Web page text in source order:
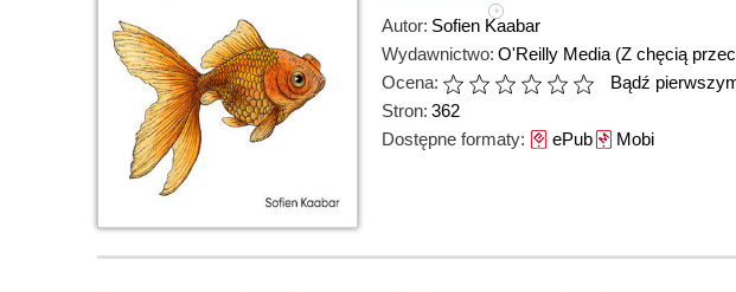
Autor: Sofien Kaabar
Wydawnictwo: O'Reilly Media (Z chęcią
Ocena:
Bądź
Stron: 362
Dostępne formaty: ePubMobi